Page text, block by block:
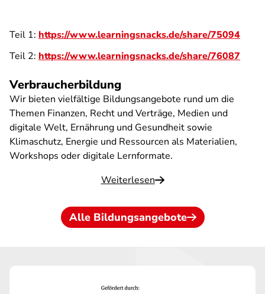
Teil 1: https://www.learningsnacks.de/share/75094
Teil 2: https://www.learningsnacks.de/share/76087
Verbraucherbildung
Wir bieten vielfältige Bildungsangebote rund um die
Themen Finanzen, Recht und Verträge, Medien und
digitale Welt, Ernährung und Gesundheit sowie
Klimaschutz, Energie und Ressourcen als Materialien,
Workshops oder digitale Lernformate.
Weiterlesen
Alle Bildungsangebote